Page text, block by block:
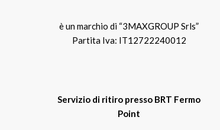
è un marchio di “3MAXGROUP Srls”
Partita Iva: IT12722240012
Servizio di ritiro presso BRT Fermo
Point